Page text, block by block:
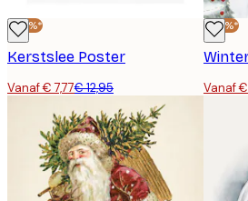
-40%*
Kerstslee Poster
Vanaf € 7,77€ 12,95
-40%*
Vanaf